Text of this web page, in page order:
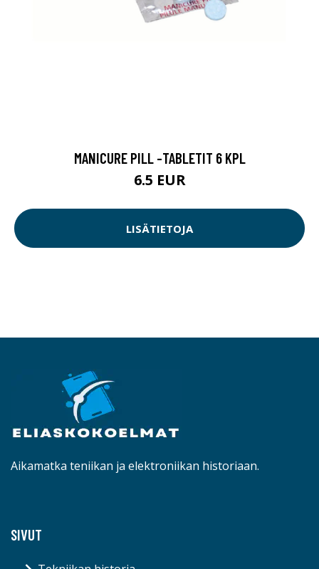
MANICURE PILL -TABLETIT 6 KPL
6.5 EUR
LISÄTIETOJA
Aikamatka teniikan ja elektroniikan historiaan.
SIVUT